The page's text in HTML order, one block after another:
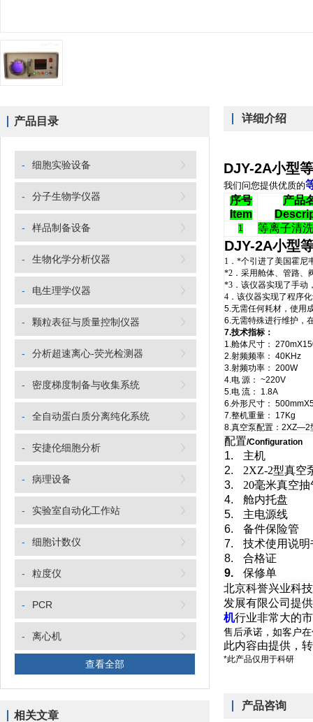
产品目录
- 细胞实验设备
- 分子生物学仪器
- 样品制备设备
- 生物化学分析仪器
- 电生理学仪器
- 颗粒表征与质量控制仪器
- 分析超速离心-荧光检测器
- 密度梯度制备与收集系统
- 全自动蛋白质分离纯化系统
- 安捷伦细胞分析
- 病理设备
- 实验室自动化工作站
- 细胞计数仪
- 粒度仪
- PCR
- 离心机
查看全部
相关文章
详细介绍
DJY-2A小型
我们问您提供优质的
序号
Item
产品
1 等离子清
DJY-2A小型
1 ．*个引进了美国霍尼
*2 ．采用舱体、管路、
*3 ．该仪器实现了手
4 ．该仪器实现了程序
5.无需任何耗材，使用
6.无需特殊进行维护，
7.技术指标：
1.舱体尺寸：
2.射频频率： 40KHz
3.射频功率： 200W
4.电 源： ~220V
5.电 流：
1.8A
6.外形尺寸：
7.整机重量：
17Kg
8.真空泵配置： 2XZ—2
配置/Configuration
1.
主机 1
2.
2XZ-2型真
3.
20毫米真空
4.
舱内托盘
5.
主电源线
6.
备件保险
7.
技术使用说
8.
合格证
9.
保修单
北京科誉兴业科
发展有限公司提
机行业非常大的
售后承诺，如客户
此内容由提供，
*此产品仅用于科研
产品咨询